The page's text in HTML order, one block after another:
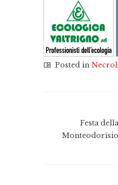
Posted in
Festa
Monteodorisio